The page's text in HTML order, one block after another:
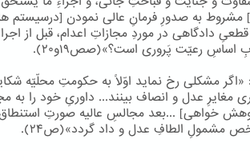
مشروط به صدورِ فرمانِ عالی نمودن [درسیستم
دادگاهی در موردِ مجازاتِ اعدام، قبل از
رعیّت پَروری است؟»(صص۱۹و۲۰).
مشکلی رخ نماید اوّلاً به حکومتِ محلّیّه
مغایرِ عدل و انصاف بینند... داوریِ خود را به
خواهی] ...بعد مجالسِ عالیه صورتِ
مشمولِ الطافِ عدل و داد گردد»(ص۲۴).